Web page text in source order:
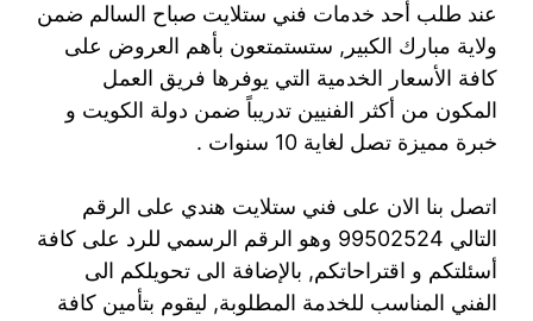
عند طلب أحد خدمات فني ستلايت صباح السالم ضمن
ولاية مبارك الكبير, ستستمتعون بأهم العروض على
كافة الأسعار الخدمية التي يوفرها فريق العمل
المكون من أكثر الفنيين تدريباً ضمن دولة الكويت و
خبرة مميزة تصل لغاية 10 سنوات .
اتصل بنا الان على فني ستلايت هندي على الرقم
التالي 99502524 وهو الرقم الرسمي للرد على كافة
أسئلتكم و اقتراحاتكم, بالإضافة الى تحويلكم الى
الفني المناسب للخدمة المطلوبة, ليقوم بتأمين كافة